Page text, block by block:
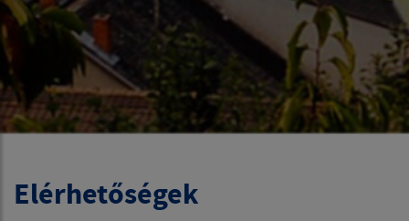
Elérhetőségek